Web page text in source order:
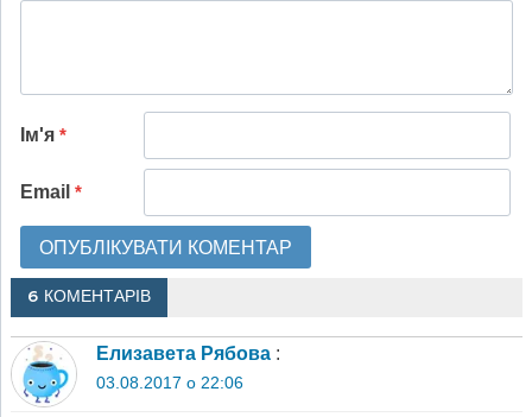
Ім'я *
Email *
6 КОМЕНТАРІВ
Елизавета Рябова :
03.08.2017 о 22:06